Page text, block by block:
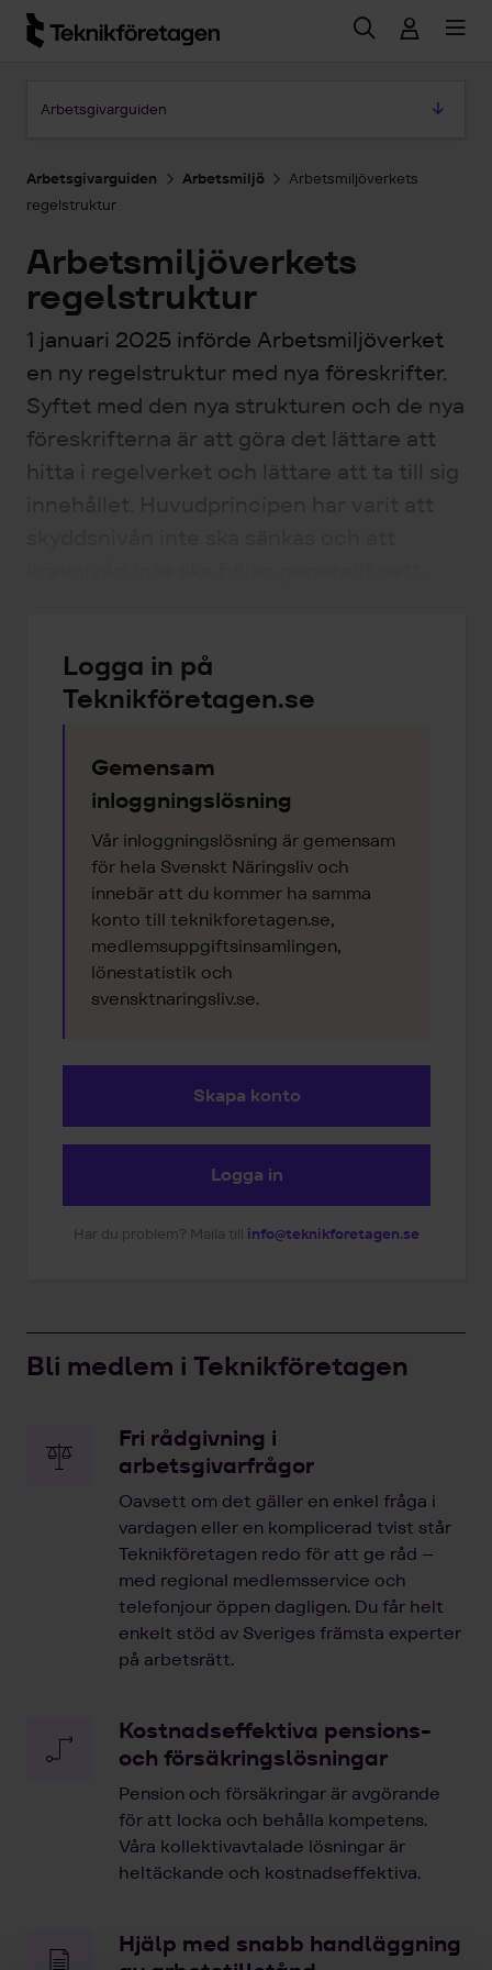
Hoppa till huvudinnehåll
Arbetsgivarguiden Arbetsmiljö
Arbetsmiljöverkets
regelstruktur
Arbetsmiljöverkets
regelstruktur
1 januari 2025 införde Arbetsmiljöverket
en ny regelstruktur med nya föreskrifter.
Syftet med den nya strukturen och de nya
föreskrifterna är att göra det lättare att
hitta i regelverket och lättare att ta till sig
Logga in på
Teknikföretagen.se
Gemensam
inloggningslösning
Vår inloggningslösning är gemensam
för hela Svenskt Näringsliv och
innebär att du kommer ha samma
konto till teknikforetagen.se,
medlemsuppgiftsinsamlingen,
lönestatistik och
svensktnaringsliv.se.
Skapa konto
Logga in
Har du problem? Maila till info@teknikforetagen.se
Bli medlem i Teknikföretagen
Fri rådgivning i
arbetsgivarfrågor
Oavsett om det gäller en enkel fråga i
vardagen eller en komplicerad tvist står
Teknikföretagen redo för att ge råd –
med regional medlemsservice och
telefonjour öppen dagligen. Du får helt
enkelt stöd av Sveriges främsta experter
på arbetsrätt.
Kostnadseffektiva pensions-
och försäkringslösningar
Pension och försäkringar är avgörande
för att locka och behålla kompetens.
Våra kollektivavtalade lösningar är
heltäckande och kostnadseffektiva.
Hjälp med snabb handläggning
Arbetsgivarguiden